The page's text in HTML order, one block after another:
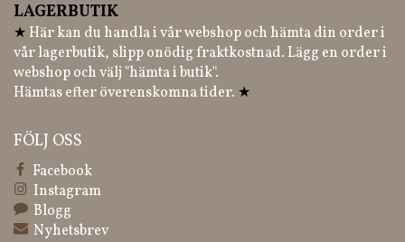
LAGERBUTIK
★ Här kan du handla i vår webshop och hämta din order i
vår lagerbutik, slipp onödig fraktkostnad. Lägg en order i
webshop och välj "hämta i butik".
Hämtas efter överenskomna tider. ★
FÖLJ OSS
Facebook
Instagram
Blogg
Nyhetsbrev